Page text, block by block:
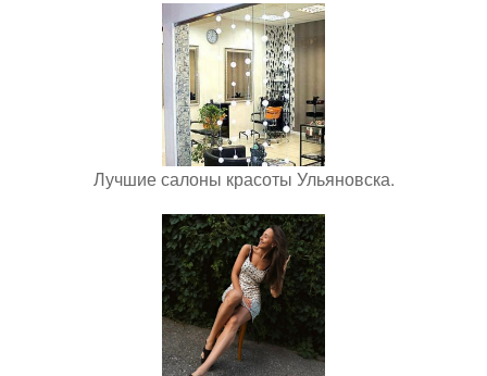
Лучшие салоны красоты Ульяновска.